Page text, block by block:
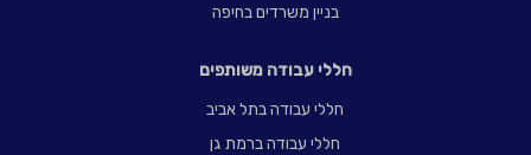
בניין משרדים בחיפה
חללי עבודה משותפים
חללי עבודה בתל אביב
חללי עבודה ברמת גן